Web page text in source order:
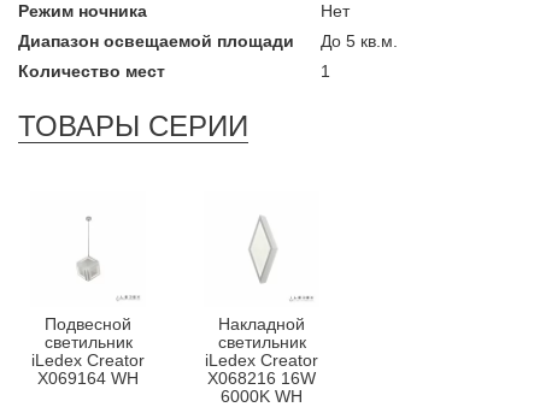
Режим ночника
Нет
Диапазон освещаемой площади
До 5 кв.м.
Количество мест
1
ТОВАРЫ СЕРИИ
Подвесной
светильник
iLedex Creator
X069164 WH
Накладной
светильник
iLedex Creator
X068216 16W
6000K WH